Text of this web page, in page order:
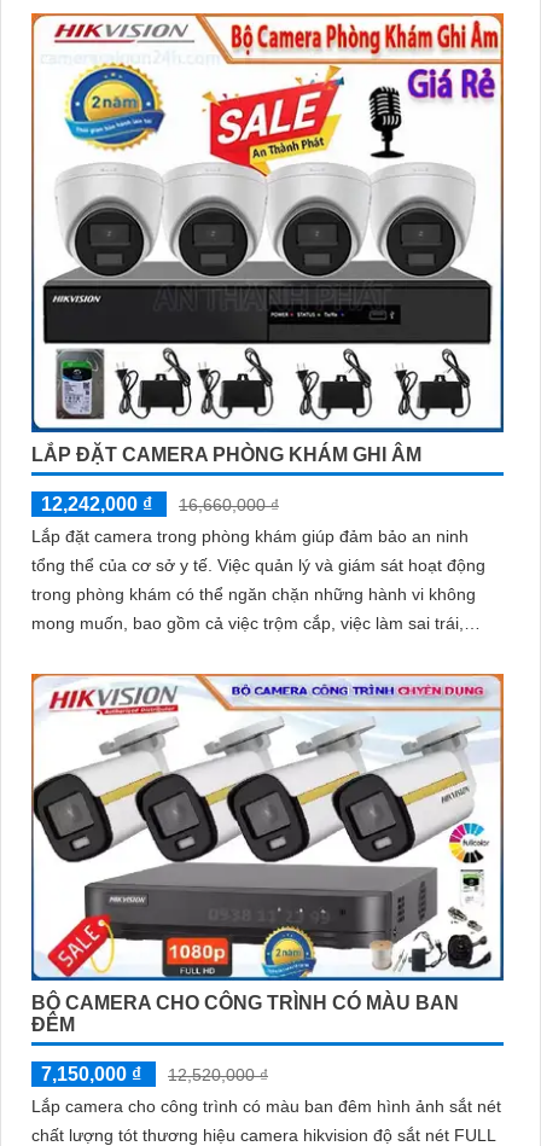
LẮP ĐẶT CAMERA PHÒNG KHÁM GHI ÂM
12,242,000 ₫
16,660,000 ₫
Lắp đặt camera trong phòng khám giúp đảm bảo an ninh
tổng thể của cơ sở y tế. Việc quản lý và giám sát hoạt động
trong phòng khám có thể ngăn chặn những hành vi không
mong muốn, bao gồm cả việc trộm cắp, việc làm sai trái,
BỘ CAMERA CHO CÔNG TRÌNH CÓ MÀU BAN
ĐÊM
7,150,000 ₫
12,520,000 ₫
Lắp camera cho công trình có màu ban đêm hình ảnh sắt nét
chất lượng tót thương hiệu camera hikvision độ sắt nét FULL